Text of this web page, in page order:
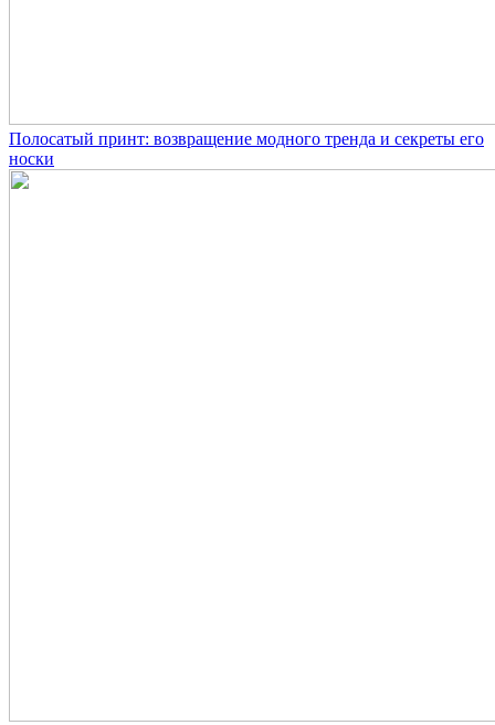
Полосатый принт: возвращение модного тренда и секреты его
носки